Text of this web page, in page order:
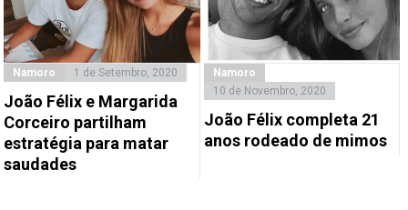
Namoro 1 de Setembro, 2020
João Félix e Margarida
Corceiro partilham
estratégia para matar
saudades
Namoro
10 de Novembro, 2020
João Félix completa 21
anos rodeado de mimos